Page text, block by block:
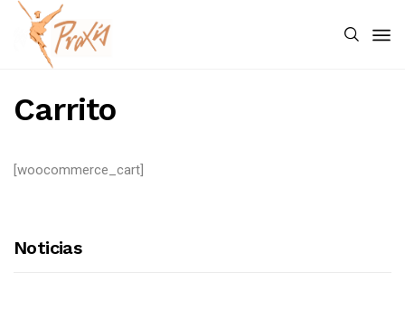
Carrito
[woocommerce_cart]
Noticias